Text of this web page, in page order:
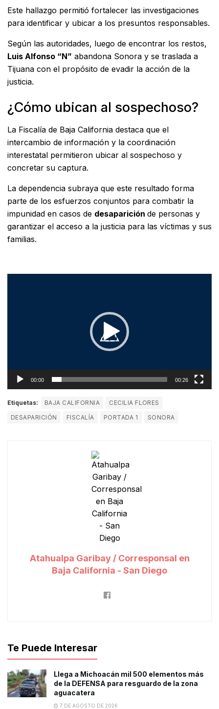
Este hallazgo permitió fortalecer las investigaciones
para identificar y ubicar a los presuntos responsables.
Según las autoridades, luego de encontrar los restos,
Luis Alfonso “N” abandona Sonora y se traslada a
Tijuana con el propósito de evadir la acción de la
justicia.
¿Cómo ubican al sospechoso?
La Fiscalía de Baja California destaca que el
intercambio de información y la coordinación
interestatal permitieron ubicar al sospechoso y
concretar su captura.
La dependencia subraya que este resultado forma
parte de los esfuerzos conjuntos para combatir la
impunidad en casos de desaparición de personas y
garantizar el acceso a la justicia para las víctimas y sus
familias.
00:00 00:26
Etiquetas: BAJA CALIFORNIA
CECILIA FLORES
DESAPARICIÓN
FISCALÍA PORTADA 1 SONORA
Atahualpa Garibay / Corresponsal en
Baja California - San Diego
Te Puede Interesar
Llega a Michoacán mil 500 elementos más
de la DEFENSA para resguardo de la zona
aguacatera
7 DE AGOSTO DE 2026